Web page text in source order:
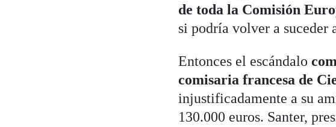
de toda la Comisión
si podría volver a suceder
Entonces el escándalo
comisaria francesa de
injustificadamente a su
130.000 euros. Santer,